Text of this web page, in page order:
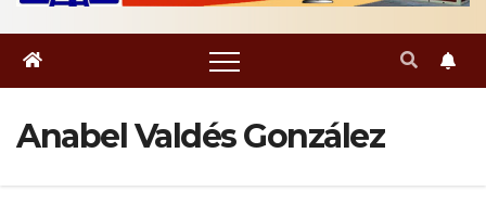
Anabel Valdés González